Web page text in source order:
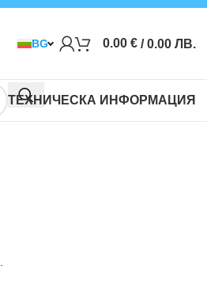
BG 0.00 € / 0.00 ЛВ.
ТЕХНИЧЕСКА ИНФОРМАЦИЯ